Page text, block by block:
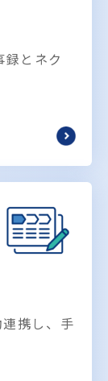
とネク
携し、手